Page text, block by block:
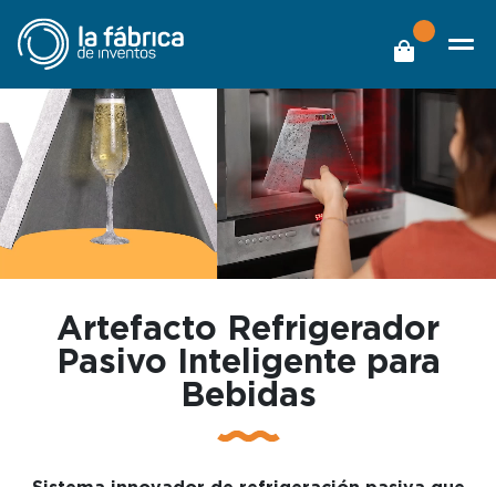
Artefacto Refrigerador
Pasivo Inteligente para
Bebidas